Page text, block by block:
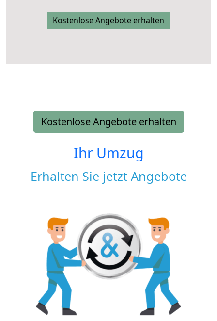
Kostenlose Angebote erhalten
Kostenlose Angebote erhalten
Ihr Umzug
Erhalten Sie jetzt Angebote